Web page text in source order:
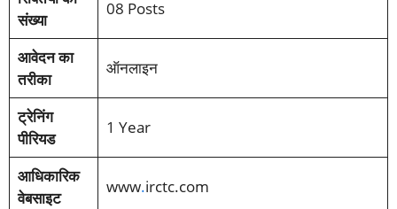
संख्या
08 Posts
आवेदन का
तरीका
ऑनलाइन
ट्रेनिंग
पीरियड
1 Year
आधिकारिक
वेबसाइट
www.irctc.com